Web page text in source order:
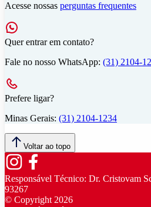
Acesse nossas perguntas frequentes
Quer entrar em contato?
Fale no nosso WhatsApp: (31) 2104-
Prefere ligar?
Minas Gerais: (31) 2104-1234
Voltar ao topo
Responsável Técnico: Dr. Cristovam
93267
© Copyright2026